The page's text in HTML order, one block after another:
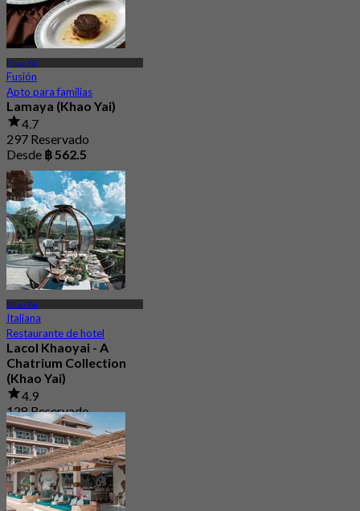
Khao Yai
Fusión
Apto para familias
Lamaya (Khao Yai)
4.7
297 Reservado
Desde ฿ 562.5
Khao Yai
Italiana
Restaurante de hotel
Lacol Khaoyai - A
Chatrium Collection
(Khao Yai)
4.9
128 Reservado
Desde฿ 1,500